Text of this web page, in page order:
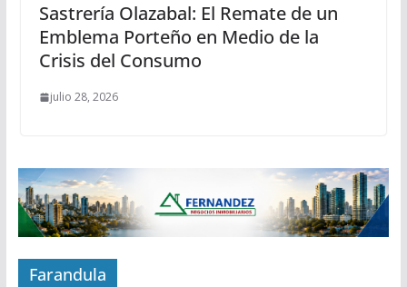
Sastrería Olazabal: El Remate de un
Emblema Porteño en Medio de la
Crisis del Consumo
julio 28, 2026
Farandula